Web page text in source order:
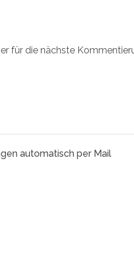
für die nächste
automatisch per Mail